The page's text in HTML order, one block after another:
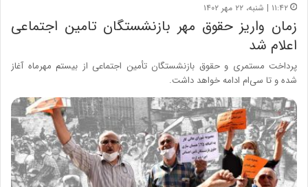
۱۱:۴۲ | شنبه، ۲۲ مهر ۱۴۰۲
زمان واریز حقوق مهر بازنشستگان تامین اجتماعی
اعلام شد
پرداخت مستمری و حقوق بازنشستگان تأمین اجتماعی از بیستم مهرماه آغاز
شده و تا سی‌ام ادامه خواهد داشت.